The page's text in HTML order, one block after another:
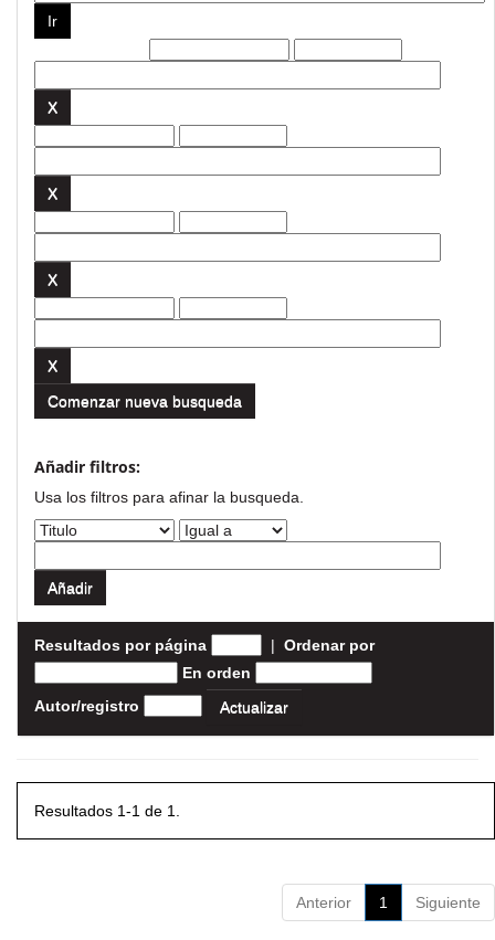
Comenzar nueva busqueda
Añadir filtros:
Usa los filtros para afinar la busqueda.
Resultados por página | Ordenar por
En orden
Autor/registro
Resultados 1-1 de 1.
Anterior 1 Siguiente